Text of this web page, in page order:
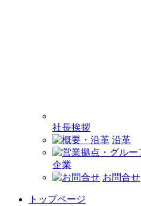
社長挨拶
沿革
企業
お問合せ
トップページ